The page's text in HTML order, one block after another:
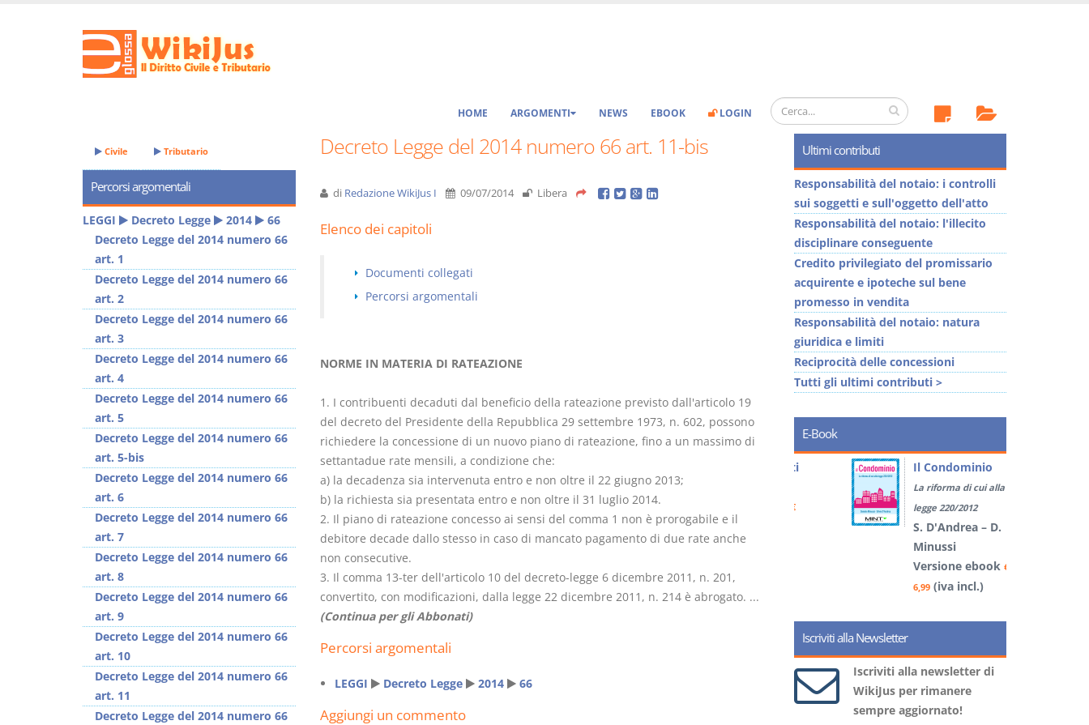
HOME ARGOMENTI NEWS EBOOK LOGIN
Decreto Legge del 2014 numero 66 art. 11-bis
di Redazione WikiJus I 09/07/2014 Libera
Elenco dei capitoli
Documenti collegati
Percorsi argomentali
NORME IN MATERIA DI RATEAZIONE
1. I contribuenti decaduti dal beneficio della rateazione previsto dall'articolo 19
del decreto del Presidente della Repubblica 29 settembre 1973, n. 602, possono
richiedere la concessione di un nuovo piano di rateazione, fino a un massimo di
settantadue rate mensili, a condizione che:
a) la decadenza sia intervenuta entro e non oltre il 22 giugno 2013;
b) la richiesta sia presentata entro e non oltre il 31 luglio 2014.
2. Il piano di rateazione concesso ai sensi del comma 1 non è prorogabile e il
debitore decade dallo stesso in caso di mancato pagamento di due rate anche
non consecutive.
3. Il comma 13-ter dell'articolo 10 del decreto-legge 6 dicembre 2011, n. 201,
convertito, con modificazioni, dalla legge 22 dicembre 2011, n. 214 è abrogato. ...
(Continua per gli Abbonati)
Percorsi argomentali
LEGGI Decreto Legge 2014 66
Aggiungi un commento
Civile Tributario
Percorsi argomentali
LEGGI Decreto Legge 2014
66
Decreto Legge del 2014 numero 66
art. 1
Decreto Legge del 2014 numero 66
art. 2
Decreto Legge del 2014 numero 66
art. 3
Decreto Legge del 2014 numero 66
art. 4
Decreto Legge del 2014 numero 66
art. 5
Decreto Legge del 2014 numero 66
art. 5-bis
Decreto Legge del 2014 numero 66
art. 6
Decreto Legge del 2014 numero 66
art. 7
Decreto Legge del 2014 numero 66
art. 8
Decreto Legge del 2014 numero 66
art. 9
Decreto Legge del 2014 numero 66
art. 10
Decreto Legge del 2014 numero 66
art. 11
Decreto Legge del 2014 numero 66
Ultimi contributi
Responsabilità del notaio: i controlli
sui soggetti e sull'oggetto dell'atto
Responsabilità del notaio: l'illecito
disciplinare conseguente
Credito privilegiato del promissario
acquirente e ipoteche sul bene
promesso in vendita
Responsabilità del notaio: natura
giuridica e limiti
Reciprocità delle concessioni
Tutti gli ultimi contributi >
E-Book
Usufrutto Uso e
Versione ebook
(iva incl.)
Prescrizione e
decadenza
D. Minussi
Versione ebook€
4,19 (iva incl.)
Rapporto e
relazione giuridica
D. Minussi
Versione ebook€
5,99 (iva incl.)
D. Minussi
Versione ebook
5,99 (iva incl.)
Il Condominio
La riforma di cui alla
legge 220/2012
S. D'Andrea – D.
Versione ebook€
(iva incl.)
Iscriviti alla Newsletter
Iscriviti alla newsletter di
WikiJus per rimanere
sempre aggiornato!